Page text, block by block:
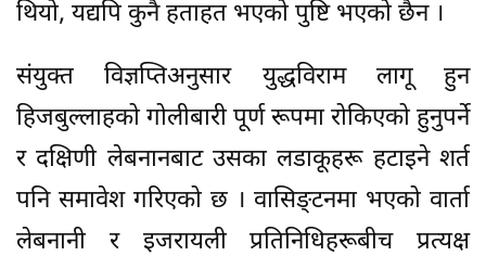
थियो, यद्यपि कुनै हताहत भएको पुष्टि भएको छैन ।
संयुक्त विज्ञप्तिअनुसार युद्धविराम लागू हुन
हिजबुल्लाहको गोलीबारी पूर्ण रूपमा रोकिएको हुनुपर्ने
र दक्षिणी लेबनानबाट उसका लडाकूहरू हटाइने शर्त
पनि समावेश गरिएको छ । वासिङ्टनमा भएको वार्ता
लेबनानी र इजरायली प्रतिनिधिहरूबीच प्रत्यक्ष